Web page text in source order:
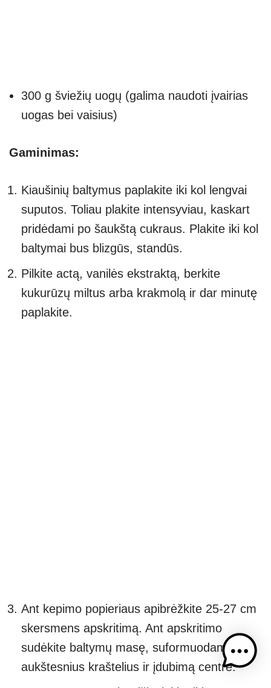
300 g šviežių uogų (galima naudoti įvairias
uogas bei vaisius)
Gaminimas:
Kiaušinių baltymus paplakite iki kol lengvai
suputos. Toliau plakite intensyviau, kaskart
pridėdami po šaukštą cukraus. Plakite iki kol
baltymai bus blizgūs, standūs.
Pilkite actą, vanilės ekstraktą, berkite
kukurūzų miltus arba krakmolą ir dar minutę
paplakite.
Ant kepimo popieriaus apibrėžkite 25-27 cm
skersmens apskritimą. Ant apskritimo
sudėkite baltymų masę, suformuodami
aukštesnius kraštelius ir įdubimą centre.